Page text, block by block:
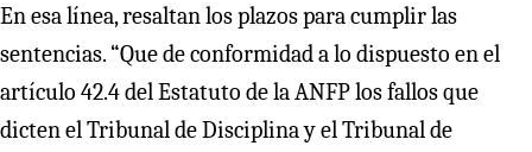
En esa línea, resaltan los plazos para cumplir las
sentencias. “Que de conformidad a lo dispuesto en el
artículo 42.4 del Estatuto de la ANFP los fallos que
dicten el Tribunal de Disciplina y el Tribunal de